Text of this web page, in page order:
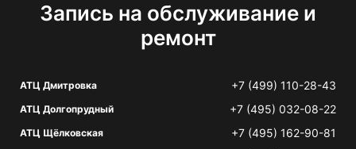
Запись на обслуживание и
ремонт
АТЦ Дмитровка +7 (499) 110-28-43
АТЦ Долгопрудный +7 (495) 032-08-22
АТЦ Щёлковская +7 (495) 162-90-81